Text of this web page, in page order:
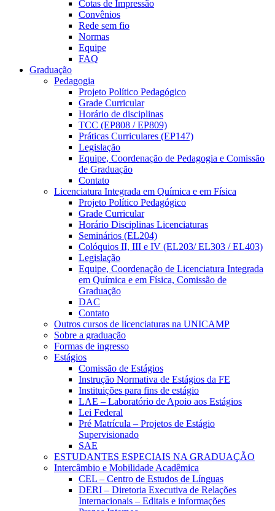
Cotas de Impressão
Convênios
Rede sem fio
Normas
Equipe
FAQ
Graduação
Pedagogia
Projeto Político Pedagógico
Grade Curricular
Horário de disciplinas
TCC (EP808 / EP809)
Práticas Curriculares (EP147)
Legislação
Equipe, Coordenação de Pedagogia e Comissão
de Graduação
Contato
Licenciatura Integrada em Química e em Física
Projeto Político Pedagógico
Grade Curricular
Horário Disciplinas Licenciaturas
Seminários (EL204)
Colóquios II, III e IV (EL203/ EL303 / EL403)
Legislação
Equipe, Coordenação de Licenciatura Integrada
em Química e em Física, Comissão de
Graduação
DAC
Contato
Outros cursos de licenciaturas na UNICAMP
Sobre a graduação
Formas de ingresso
Estágios
Comissão de Estágios
Instrução Normativa de Estágios da FE
Instituições para fins de estágio
LAE – Laboratório de Apoio aos Estágios
Lei Federal
Pré Matrícula – Projetos de Estágio
Supervisionado
SAE
ESTUDANTES ESPECIAIS NA GRADUAÇÃO
Intercâmbio e Mobilidade Acadêmica
CEL – Centro de Estudos de Línguas
DERI – Diretoria Executiva de Relações
Internacionais – Editais e informações